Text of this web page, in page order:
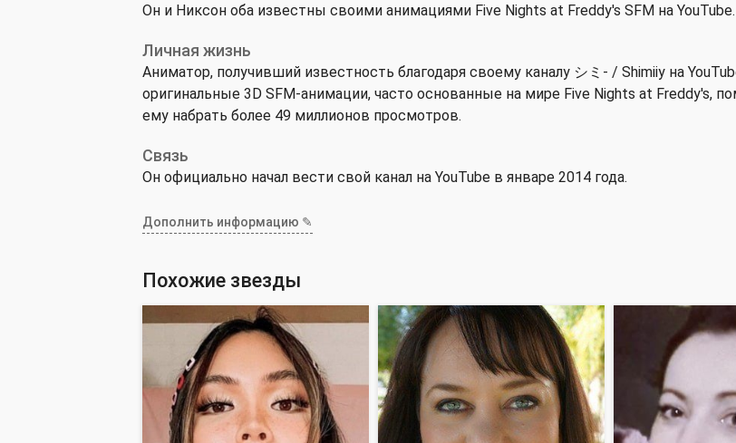
Он и Никсон оба известны своими анимациями Five Nights at Freddy's SFM на YouTube.
Личная жизнь
Аниматор, получивший известность благодаря своему каналу シミ- / Shimiiy на
оригинальные 3D SFM-анимации, часто основанные на мире Five Nights at Freddy's,
ему набрать более 49 миллионов просмотров.
Связь
Он официально начал вести свой канал на YouTube в январе 2014 года.
Дополнить информацию ✎
Похожие звезды